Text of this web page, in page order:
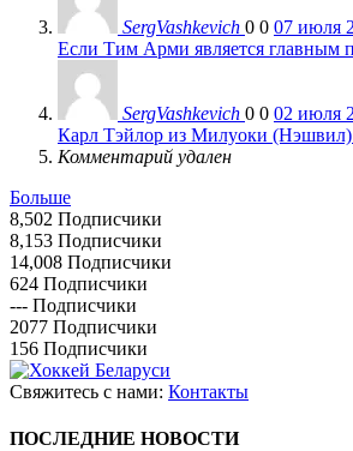
SergVashkevich 0 0 07 июля
Если Тим Арми является главным
SergVashkevich 0 0 02 июля
Карл Тэйлор из Милуоки (Нэшвил)
Комментарий удален
Больше
8,502 Подписчики
8,153 Подписчики
14,008 Подписчики
624 Подписчики
--- Подписчики
2077 Подписчики
156 Подписчики
Свяжитесь с нами: Контакты
ПОСЛЕДНИЕ НОВОСТИ